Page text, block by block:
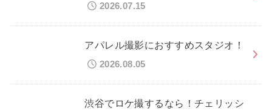
2026.07.15
アパレル撮影におすすめスタジオ！
2026.08.05
渋谷でロケ撮するなら！チェリッシ